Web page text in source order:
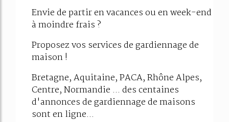
Envie de partir en vacances ou en week-end
à moindre frais ?
Proposez vos services de gardiennage de
maison !
Bretagne, Aquitaine, PACA, Rhône Alpes,
Centre, Normandie ... des centaines
d'annonces de gardiennage de maisons
sont en ligne...